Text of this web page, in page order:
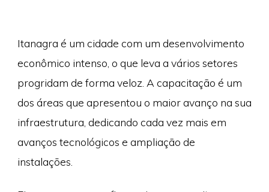
Itanagra é um cidade com um desenvolvimento
econômico intenso, o que leva a vários setores
progridam de forma veloz. A capacitação é um
dos áreas que apresentou o maior avanço na sua
infraestrutura, dedicando cada vez mais em
avanços tecnológicos e ampliação de
instalações.